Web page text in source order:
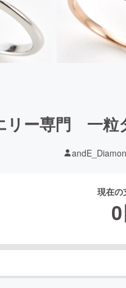
ー専門 一粒
現在の
0